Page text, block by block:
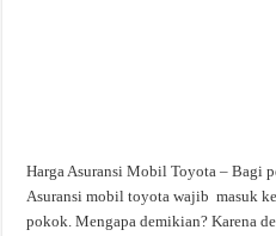
Harga Asuransi Mobil Toyota – Bagi
Asuransi mobil toyota wajib masuk
pokok. Mengapa demikian? Karena